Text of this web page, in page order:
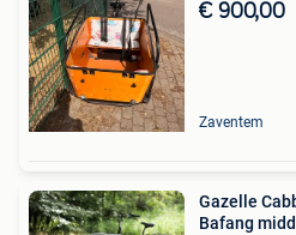
€ 900,00
Zaventem
Gazelle
Bafang